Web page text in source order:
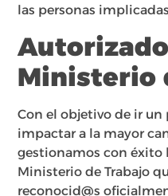
las personas
Ministerio
Con el objetivo de ir un
impactar a la mayor
gestionamos con éxito
Ministerio de Trabajo
reconocid@s